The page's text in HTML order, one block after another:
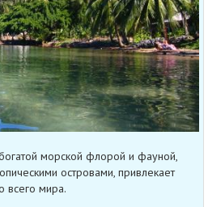
морской флорой и фауной,
островами, привлекает
всего мира.